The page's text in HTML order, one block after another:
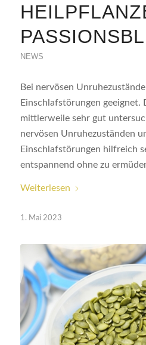
NEWS
Bei nervösen
Einschlafstörungen geeignet.
mittlerweile sehr gut
nervösen Unruhezuständen
Einschlafstörungen hilfreich
entspannend ohne zu
Weiterlesen
1. Mai 2023